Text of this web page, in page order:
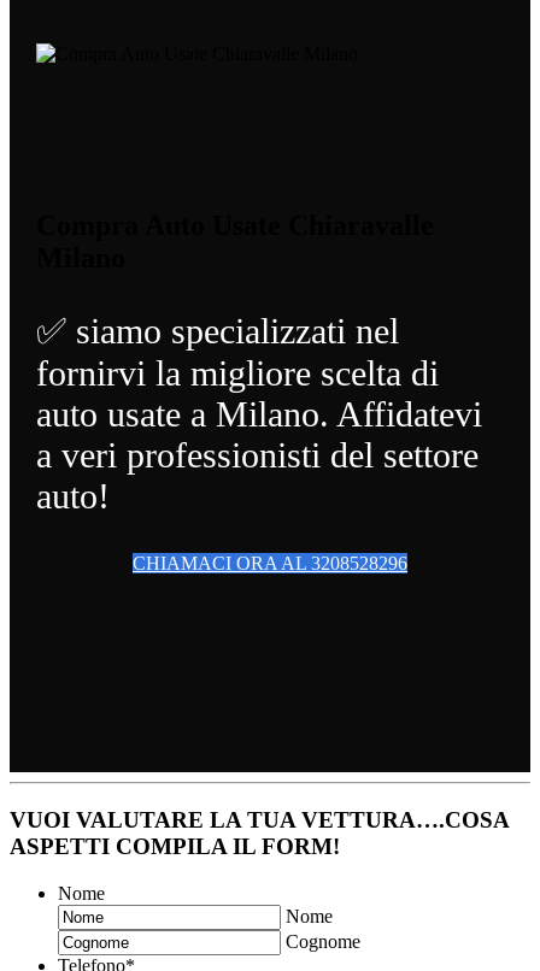
✅ siamo specializzati nel
fornirvi la migliore scelta di
auto usate a Milano. Affidatevi
a veri professionisti del settore
auto!
CHIAMACI ORA AL 3208528296
VUOI VALUTARE LA TUA VETTURA….COSA
ASPETTI COMPILA IL FORM!
Nome
Nome
Cognome
Telefono*